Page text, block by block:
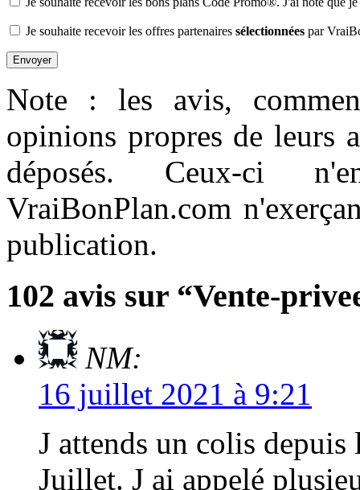
Je souhaite recevoir les offres partenaires sélectionnées par
Note : les avis,
opinions propres de leurs
déposés. Ceux-ci
VraiBonPlan.com
publication.
102 avis sur “Vente-
NM:
16 juillet 2021 à 9:21
J attends un colis
Juillet. J ai appelé